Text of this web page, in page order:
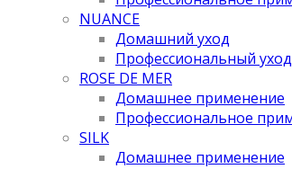
NUANCE
Домашний уход
Профессиональный уход
ROSE DE MER
Домашнее применение
Профессиональное
SILK
Домашнее применение